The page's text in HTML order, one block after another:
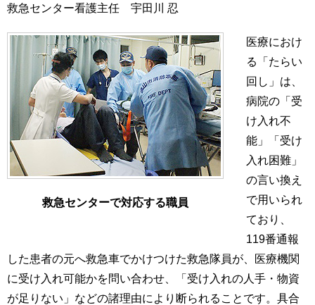
救急センター看護主任 宇田川 忍
救急センターで対応する職員
医療におけ
る「たらい
回し」は、
病院の「受
け入れ不
能」「受け
入れ困難」
の言い換え
で用いられ
ており、
119番通報
した患者の元へ救急車でかけつけた救急隊員が、医療機関
に受け入れ可能かを問い合わせ、「受け入れの人手・物資
が足りない」などの諸理由により断られることです。具合